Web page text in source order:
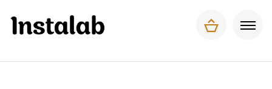
Tisk za podjetja